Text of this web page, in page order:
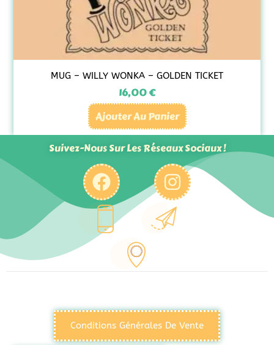
MUG – WILLY WONKA – GOLDEN TICKET
16,00€
Ajouter Au Panier
Suivez-Nous Sur Les Réseaux Sociaux !
Conditions Générales De Vente